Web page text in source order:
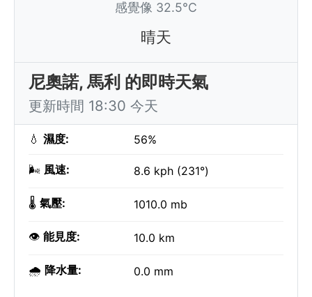
感覺像 32.5°C
晴天
尼奧諾, 馬利 的即時天氣
更新時間 18:30 今天
💧 濕度: 56%
🌬️ 風速: 8.6 kph (231°)
🌡️ 氣壓: 1010.0 mb
👁️ 能見度: 10.0 km
🌧️ 降水量: 0.0 mm